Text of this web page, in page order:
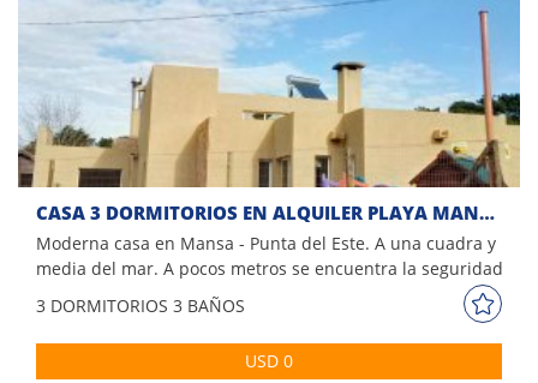
CASA 3 DORMITORIOS EN ALQUILER PLAYA MANSA
Moderna casa en Mansa - Punta del Este. A una cuadra y
media del mar. A pocos metros se encuentra la seguridad
del complejo Veramansa lo cuál nos brinda una
tranquilidad extra. Acceso al túnel que conecta al mar.
Comodidades: - Living comedor - Salida a terraza con vista
al mar - Estufa a leña - Cocina - 3 Dormitorios (2 suites) - 3
3 DORMITORIOS 3 BAÑOS
USD 0